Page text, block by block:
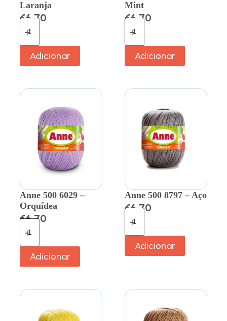
Laranja
€6.70
Adicionar
Mint
€6.70
Adicionar
Anne 500 6029 –
Orquídea
€6.70
Adicionar
Anne 500 8797 – Aço
€6.70
Adicionar